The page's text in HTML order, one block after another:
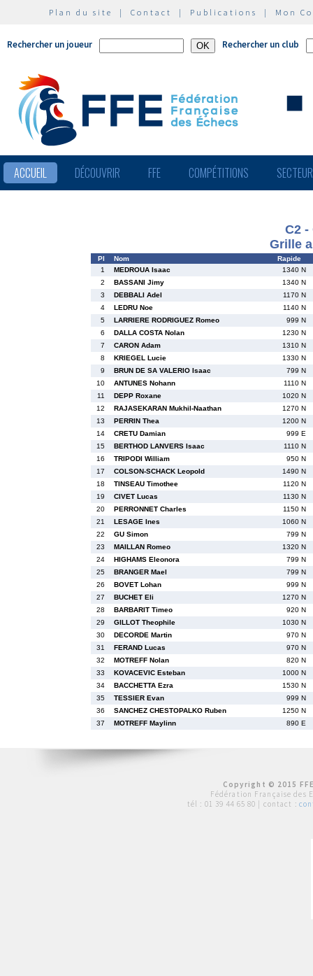
Plan du site | Contact | Publications | Mon
Rechercher un joueur Rechercher un club
ACCUEIL DÉCOUVRIR FFE COMPÉTITIONS
C2 -
Grille
Pl Nom
Rapide
1
MEDROUA Isaac 1340 N
2
BASSANI Jimy 1340 N
3
DEBBALI Adel 1170 N
4
LEDRU Noe 1140 N
5
LARRIERE RODRIGUEZ Romeo 999 N
6
DALLA COSTA Nolan 1230 N
7
CARON Adam 1310 N
8
KRIEGEL Lucie
1330 N
9
BRUN DE SA VALERIO Isaac 799 N
10
ANTUNES Nohann 1110 N
11
DEPP Roxane
1020 N
12
RAJASEKARAN Mukhil-Naathan 1270 N
13
PERRIN Thea
1200 N
14
CRETU Damian 999 E
15
BERTHOD LANVERS Isaac 1110 N
16
TRIPODI William 950 N
17
COLSON-SCHACK Leopold 1490 N
18
TINSEAU Timothee 1120 N
19
CIVET Lucas 1130 N
20
PERRONNET Charles 1150 N
21
LESAGE Ines
1060 N
22
GU Simon 799 N
23
MAILLAN Romeo 1320 N
24
HIGHAMS Eleonora
799 N
25
BRANGER Mael 799 N
26
BOVET Lohan 999 N
27
BUCHET Eli 1270 N
28
BARBARIT Timeo 920 N
29
GILLOT Theophile 1030 N
30
DECORDE Martin 970 N
31
FERAND Lucas 970 N
32
MOTREFF Nolan 820 N
33
KOVACEVIC Esteban 1000 N
34
BACCHETTA Ezra 1530 N
35
TESSIER Evan 999 N
36
SANCHEZ CHESTOPALKO Ruben 1250 N
37
MOTREFF Maylinn 890 E
Copyright © 2015
Fédération Française des
tél : 01 39 44 65 80 | contact :